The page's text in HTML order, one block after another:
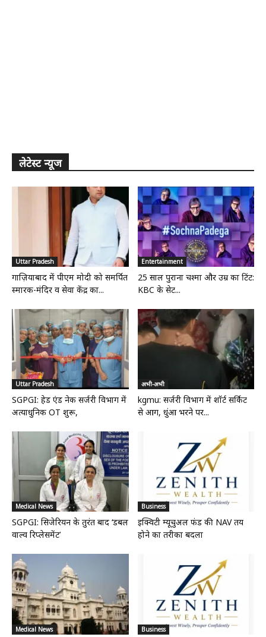
लेटेस्ट न्यूज
Uttar Pradesh
गाज़ियाबाद में पीएम मोदी को समर्पित
स्मारक-मंदिर व सेवा केंद्र का...
Entertainment
25 साल पुराना चश्मा और उम्र का टिंट:
KBC के सेट...
Uttar Pradesh
SGPGI: हेड एंड नेक सर्जरी विभाग में
अत्याधुनिक OT शुरू,
अभी-अभी
kgmu: सर्जरी विभाग में शॉर्ट सर्किट
से आग, धुंआ भरने पर...
Medical News
SGPGI: सिजेरियन के तुरंत बाद ‘डबल
वाल्व रिप्लेसमेंट’
Business
इक्विटी म्यूचुअल फंड की NAV तय
होने का तरीका बदला
Medical News Business